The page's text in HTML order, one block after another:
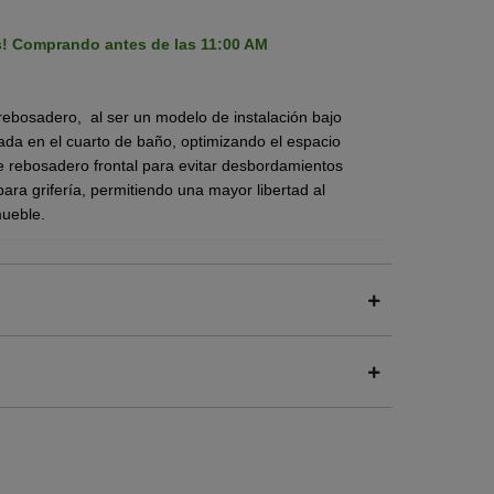
Comprando antes de las 11:00 AM
al ser un modelo de instalación bajo
en el cuarto de baño, optimizando el espacio
frontal para evitar desbordamientos
grifería, permitiendo una mayor libertad al
calidad "A", grueso espesor.